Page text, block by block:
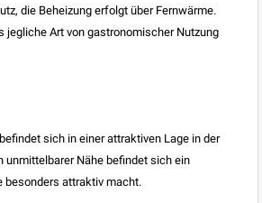
die Beheizung erfolgt über Fernwärme.
jegliche Art von gastronomischer Nutzung
sich in einer attraktiven Lage in der
unmittelbarer Nähe befindet sich ein
besonders attraktiv macht.